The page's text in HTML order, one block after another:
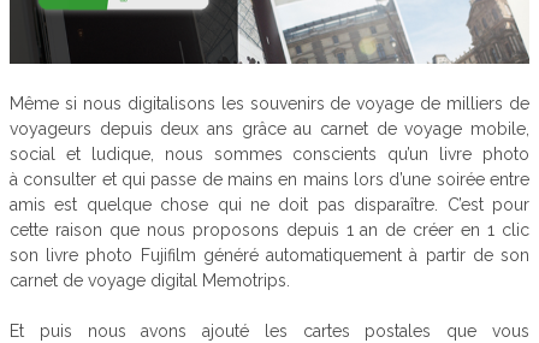
Même si nous digitalisons les souvenirs de voyage de milliers de
voyageurs depuis deux ans grâce au carnet de voyage mobile,
social et ludique, nous sommes conscients qu’un livre photo
à consulter et qui passe de mains en mains lors d’une soirée entre
amis est quelque chose qui ne doit pas disparaître. C’est pour
cette raison que nous proposons depuis 1 an de créer en 1 clic
son livre photo Fujifilm généré automatiquement à partir de son
carnet de voyage digital Memotrips.
Et puis nous avons ajouté les cartes postales que vous